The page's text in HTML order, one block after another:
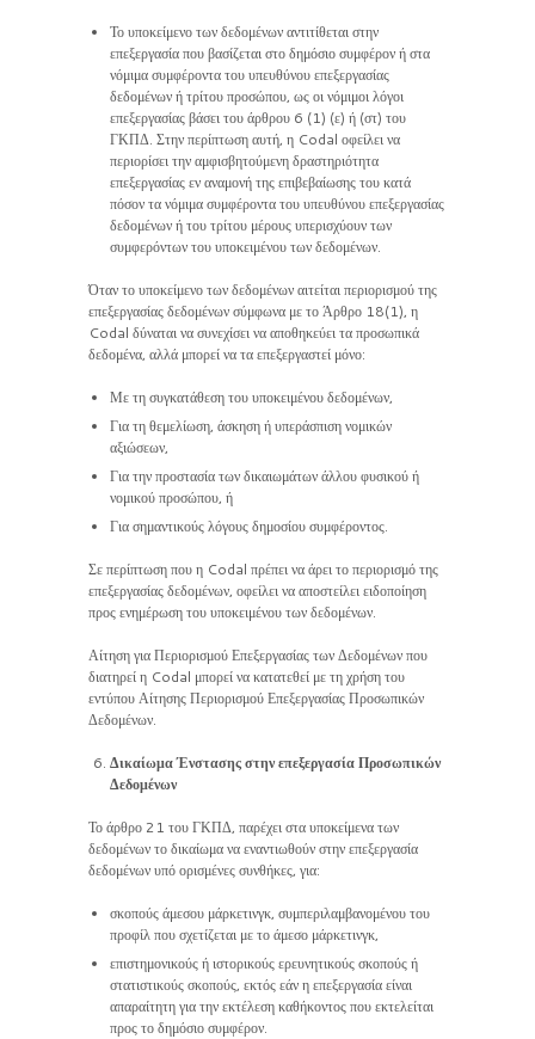
Το υποκείμενο των δεδομένων αντιτίθεται στην
επεξεργασία που βασίζεται στο δημόσιο συμφέρον ή στα
νόμιμα συμφέροντα του υπευθύνου επεξεργασίας
δεδομένων ή τρίτου προσώπου, ως οι νόμιμοι λόγοι
επεξεργασίας βάσει του άρθρου 6 (1) (ε) ή (στ) του
ΓΚΠΔ. Στην περίπτωση αυτή, η Codal οφείλει να
περιορίσει την αμφισβητούμενη δραστηριότητα
επεξεργασίας εν αναμονή της επιβεβαίωσης του κατά
πόσον τα νόμιμα συμφέροντα του υπευθύνου επεξεργασίας
δεδομένων ή του τρίτου μέρους υπερισχύουν των
συμφερόντων του υποκειμένου των δεδομένων.
Όταν το υποκείμενο των δεδομένων αιτείται περιορισμού της
επεξεργασίας δεδομένων σύμφωνα με το Άρθρο 18(1), η
Codal δύναται να συνεχίσει να αποθηκεύει τα προσωπικά
δεδομένα, αλλά μπορεί να τα επεξεργαστεί μόνο:
Με τη συγκατάθεση του υποκειμένου δεδομένων,
Για τη θεμελίωση, άσκηση ή υπεράσπιση νομικών
αξιώσεων,
Για την προστασία των δικαιωμάτων άλλου φυσικού ή
νομικού προσώπου, ή
Για σημαντικούς λόγους δημοσίου συμφέροντος.
Σε περίπτωση που η Codal πρέπει να άρει το περιορισμό της
επεξεργασίας δεδομένων, οφείλει να αποστείλει ειδοποίηση
προς ενημέρωση του υποκειμένου των δεδομένων.
Αίτηση για Περιορισμού Επεξεργασίας των Δεδομένων που
διατηρεί η Codal μπορεί να κατατεθεί με τη χρήση του
εντύπου Αίτησης Περιορισμού Επεξεργασίας Προσωπικών
Δεδομένων.
Δικαίωμα Ένστασης στην επεξεργασία Προσωπικών
Δεδομένων
Το άρθρο 21 του ΓΚΠΔ, παρέχει στα υποκείμενα των
δεδομένων το δικαίωμα να εναντιωθούν στην επεξεργασία
δεδομένων υπό ορισμένες συνθήκες, για:
σκοπούς άμεσου μάρκετινγκ, συμπεριλαμβανομένου του
προφίλ που σχετίζεται με το άμεσο μάρκετινγκ,
επιστημονικούς ή ιστορικούς ερευνητικούς σκοπούς ή
στατιστικούς σκοπούς, εκτός εάν η επεξεργασία είναι
απαραίτητη για την εκτέλεση καθήκοντος που εκτελείται
προς το δημόσιο συμφέρον.